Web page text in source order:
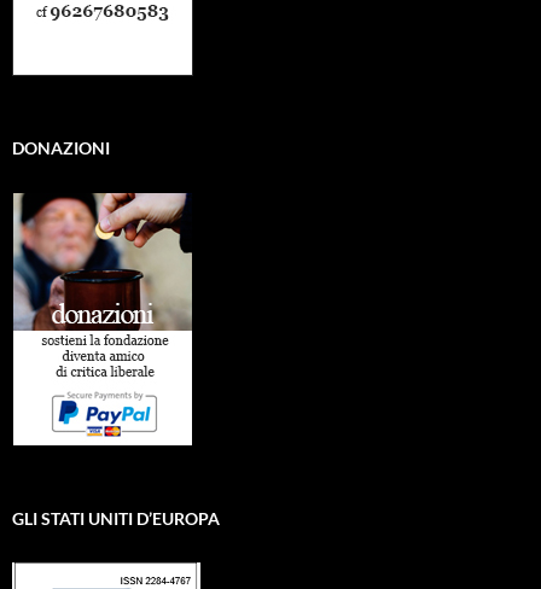
DONAZIONI
GLI STATI UNITI D’EUROPA